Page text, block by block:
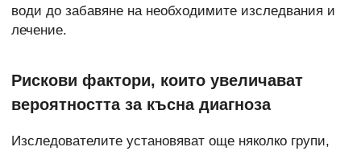
води до забавяне на необходимите изследвания и
лечение.
Рискови фактори, които увеличават
вероятността за късна диагноза
Изследователите установяват още няколко групи,